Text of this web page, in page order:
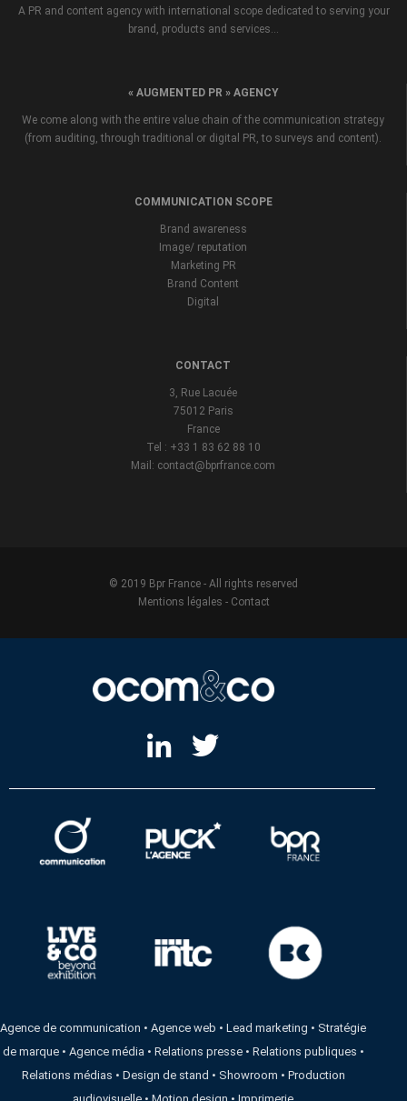
A PR and content agency with international scope dedicated to serving your
brand, products and services...
« AUGMENTED PR » AGENCY
We come along with the entire value chain of the communication strategy
(from auditing, through traditional or digital PR, to surveys and content).
COMMUNICATION SCOPE
Brand awareness
Image/ reputation
Marketing PR
Brand Content
Digital
CONTACT
3, Rue Lacuée
75012 Paris
France
Tel : +33 1 83 62 88 10
Mail: contact@bprfrance.com
© 2019 Bpr France - All rights reserved
Mentions légales - Contact
Agence de communication •Agence web •Lead marketing • Stratégie
de marque• Agence média • Relations presse• Relations publiques •
Relations médias • Design de stand • Showroom • Production